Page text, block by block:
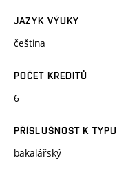
JAZYK VÝUKY
čeština
POČET KREDITŮ
6
PŘÍSLUŠNOST K
bakalářský